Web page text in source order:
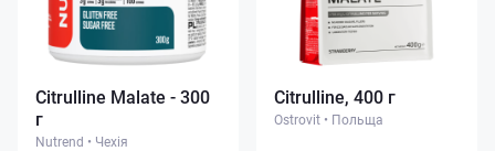
Citrulline Malate - 300
г
Nutrend • Чехія
Citrulline, 400 г
Ostrovit • Польща